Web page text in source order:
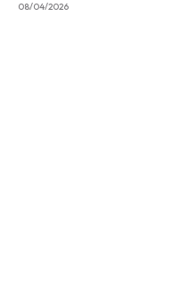
08/04/2026